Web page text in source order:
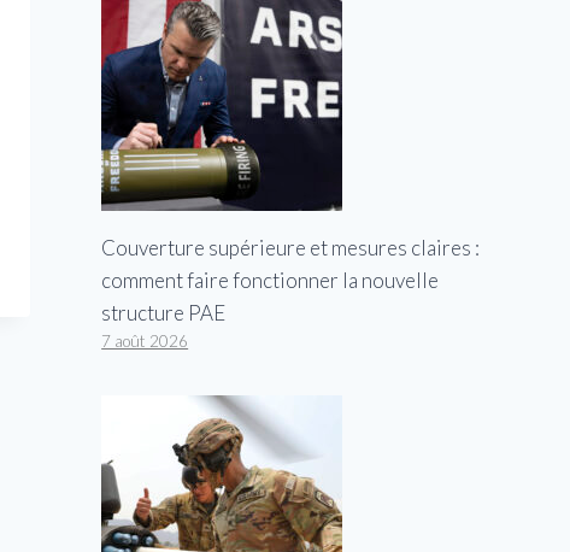
Couverture supérieure et mesures claires :
comment faire fonctionner la nouvelle
structure PAE
7 août 2026